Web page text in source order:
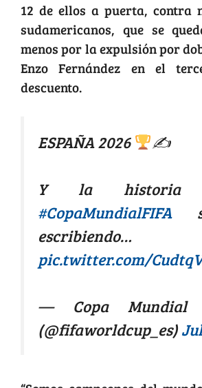
12 de ellos a puerta, contra
sudamericanos, que se
menos por la expulsión por
Enzo Fernández en el
descuento.
ESPAÑA 2026 ✍
Y la
#CopaMundialFIFA
escribiendo…
pic.twitter.com/
— Copa Mundial
(@fifaworldcup_es)